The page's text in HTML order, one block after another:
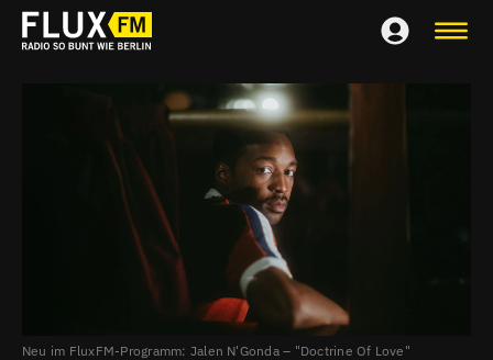
Neu im FluxFM-Programm: Jalen N'Gonda – "Doctrine Of Love"